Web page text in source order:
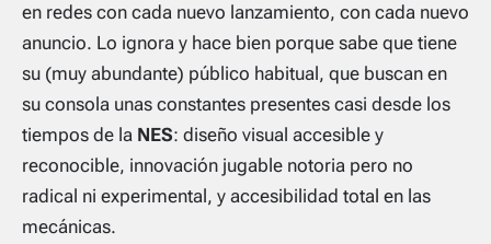
en redes con cada nuevo lanzamiento, con cada nuevo
anuncio. Lo ignora y hace bien porque sabe que tiene
su (muy abundante) público habitual, que buscan en
su consola unas constantes presentes casi desde los
tiempos de la NES: diseño visual accesible y
reconocible, innovación jugable notoria pero no
radical ni experimental, y accesibilidad total en las
mecánicas.